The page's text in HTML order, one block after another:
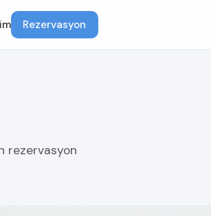
Rezervasyon
rezervasyon